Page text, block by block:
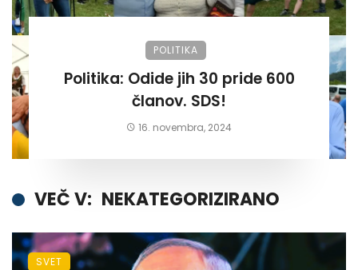
POLITIKA
Politika: Odide jih 30 pride 600
članov. SDS!
16. novembra, 2024
VEČ V: NEKATEGORIZIRANO
SVET